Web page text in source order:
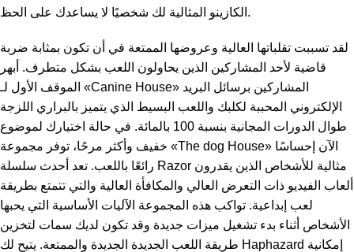
الكازينو المثالية لك شخصيًا لا يساعدك على الحظ.
لقد تسببت تقلباتها العالية وعروضها الممتعة في أن تكون بمثابة ضربة
قاضية لأحد المشاركين الذين يحاولون اللعب بشكل متطرف. أبهر
الموقف الأول لـ «Canine House» المشاركين برسائل البريد
الإلكتروني المحببة لكلبك واللعب البسيط الذي يتميز بالبراري اللزجة
طوال الدورات المجانية بنسبة 100 بالمائة. في حالة اختيارك لموضوع
خفيف وأكثر مرحًا، توفر مجموعة «The dog House» الآن إحساسًا
رائعًا باللعب. تعد أحدث سلسلة Razor مثالية للأشخاص الذين يقدرون
ألعاب الفيديو ذات التعرض العالي والمكافأة العالية والتي تتمتع بطريقة
لعب إبداعية. تواكب هذه المجموعة الآليات الأساسية التي يحبها
الأشخاص أثناء بدء تشغيل ميزات جديدة وقد تكون لديك سمات لتخزين
طريقة اللعب الجديدة الجديدة والممتعة. يتيح لك Haphazard إمكانية